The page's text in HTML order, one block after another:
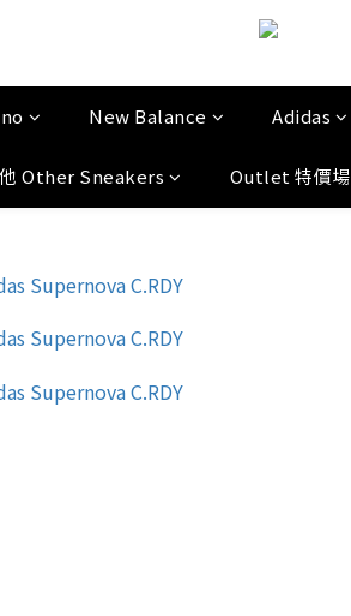
New Balance Adidas
Other Sneakers Outlet 特價場